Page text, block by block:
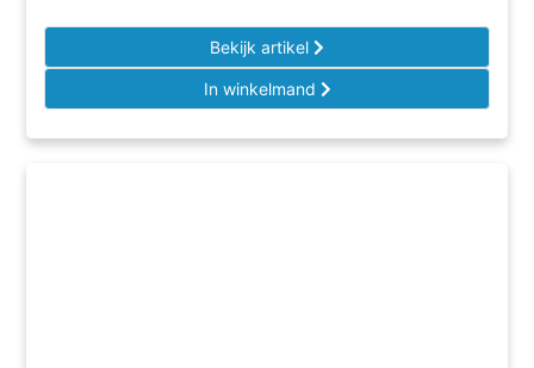
Bekijk artikel
In winkelmand